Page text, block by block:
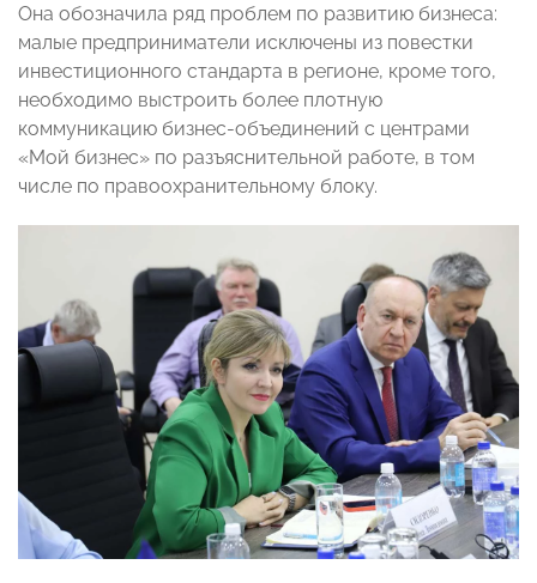
Она обозначила ряд проблем по развитию бизнеса:
малые предприниматели исключены из повестки
инвестиционного стандарта в регионе, кроме того,
необходимо выстроить более плотную
коммуникацию бизнес-объединений с центрами
«Мой бизнес» по разъяснительной работе, в том
числе по правоохранительному блоку.